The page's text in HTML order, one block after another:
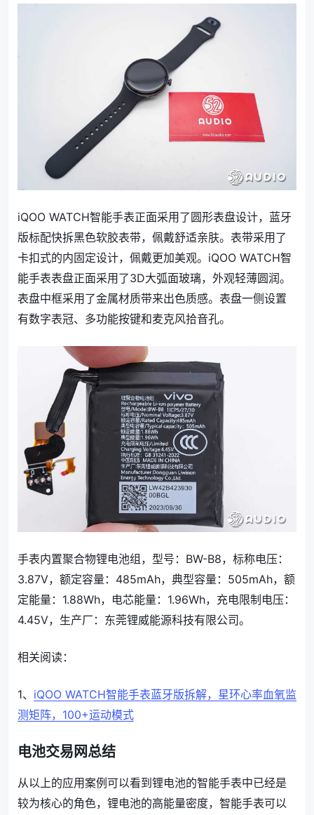
iQOO WATCH智能手表正面采用了圆形表盘设计，蓝牙
版标配快拆黑色软胶表带，佩戴舒适亲肤。表带采用了
卡扣式的内固定设计，佩戴更加美观。iQOO WATCH智
能手表表盘正面采用了3D大弧面玻璃，外观轻薄圆润。
表盘中框采用了金属材质带来出色质感。表盘一侧设置
有数字表冠、多功能按键和麦克风拾音孔。
手表内置聚合物锂电池组，型号：BW-B8，标称电压：
3.87V，额定容量：485mAh，典型容量：505mAh，额
定能量：1.88Wh，电芯能量：1.96Wh，充电限制电压：
4.45V，生产厂：东莞锂威能源科技有限公司。
相关阅读：
1、 iQOO WATCH智能手表蓝牙版拆解，星环心率血氧监
测矩阵，100+运动模式
电池交易网总结
从以上的应用案例可以看到锂电池的智能手表中已经是
较为核心的角色，锂电池的高能量密度，智能手表可以